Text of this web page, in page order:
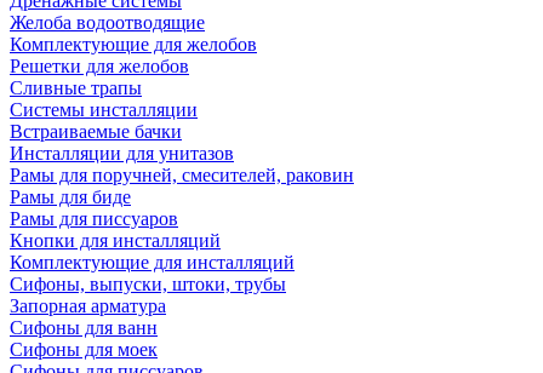
Желоба водоотводящие
Комплектующие для желобов
Решетки для желобов
Сливные трапы
Системы инсталляции
Встраиваемые бачки
Инсталляции для унитазов
Рамы для поручней, смесителей, раковин
Рамы для биде
Рамы для писсуаров
Кнопки для инсталляций
Комплектующие для инсталляций
Сифоны, выпуски, штоки, трубы
Запорная арматура
Сифоны для ванн
Сифоны для моек